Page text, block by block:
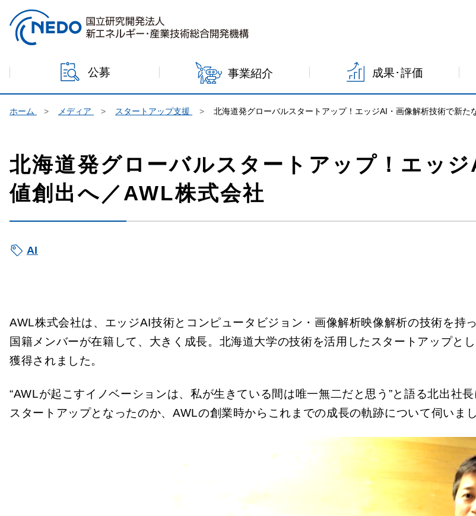
本文へジャンプ
公募 事業紹介 成果･評価
ホーム メディア スタートアップ支援 北海道発グローバルスタートアップ！エッジAI・画像解析技術で新た
北海道発グローバルスタートアップ！エッ
値創出へ／AWL株式会社
AI
AWL株式会社は、エッジAI技術とコンピュータビジョン・画像解析映像解析の技術を
国籍メンバーが在籍して、大きく成長。北海道大学の技術を活用したスタートアップと
獲得されました。
“AWLが起こすイノベーションは、私が生きている間は唯一無二だと思う”と語る北出社
スタートアップとなったのか、AWLの創業時からこれまでの成長の軌跡について伺いまし